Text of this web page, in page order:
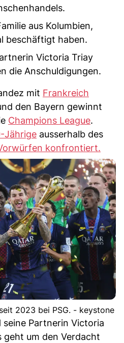
aus Kolumbien,
beschäftigt haben.
Victoria Triay
die Anschuldigungen.
mit Frankreich
den Bayern gewinnt
Champions League.
Jährige ausserhalb des
konfrontiert.
2023 bei PSG. - keystone
seine Partnerin Victoria
um den Verdacht